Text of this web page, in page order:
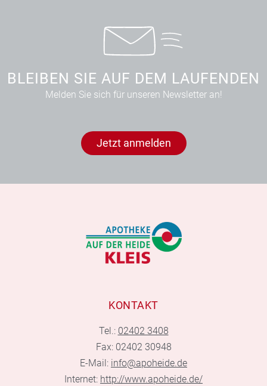
BLEIBEN SIE AUF DEM LAUFENDEN
Melden Sie sich für unseren Newsletter an!
Jetzt anmelden
KONTAKT
Tel.: 02402 3408
Fax: 02402 30948
E-Mail: info@apoheide.de
Internet: http://www.apoheide.de/